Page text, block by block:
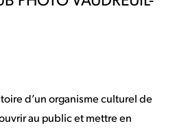
d’un organisme culturel de
au public et mettre en